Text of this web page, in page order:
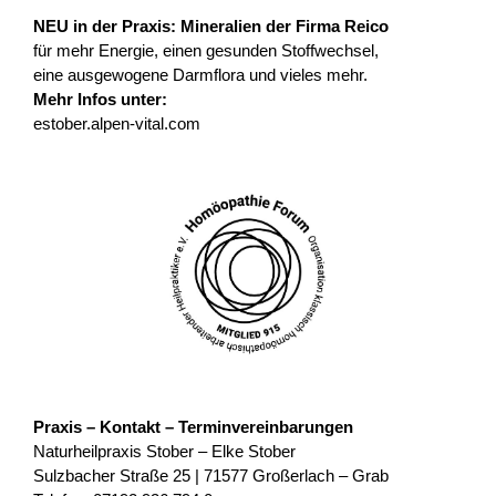
NEU in der Praxis: Mineralien der Firma Reico
für mehr Energie, einen gesunden Stoffwechsel,
eine ausgewogene Darmflora und vieles mehr.
Mehr Infos unter:
estober.alpen-vital.com
Praxis – Kontakt – Terminvereinbarungen
Naturheilpraxis Stober – Elke Stober
Sulzbacher Straße 25 | 71577 Großerlach – Grab